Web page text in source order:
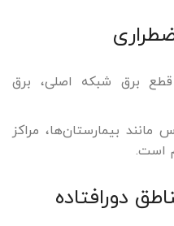
قطع برق شبکه اصلی، برق
بیمارستان‌ها، مراکز
است.
دورافتاده